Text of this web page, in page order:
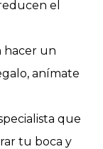
el
hacer un
anímate
que
tu boca y